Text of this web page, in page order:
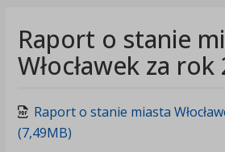
Raport o stanie
Włocławek za rok
Raport o stanie miasta
(7,49MB)